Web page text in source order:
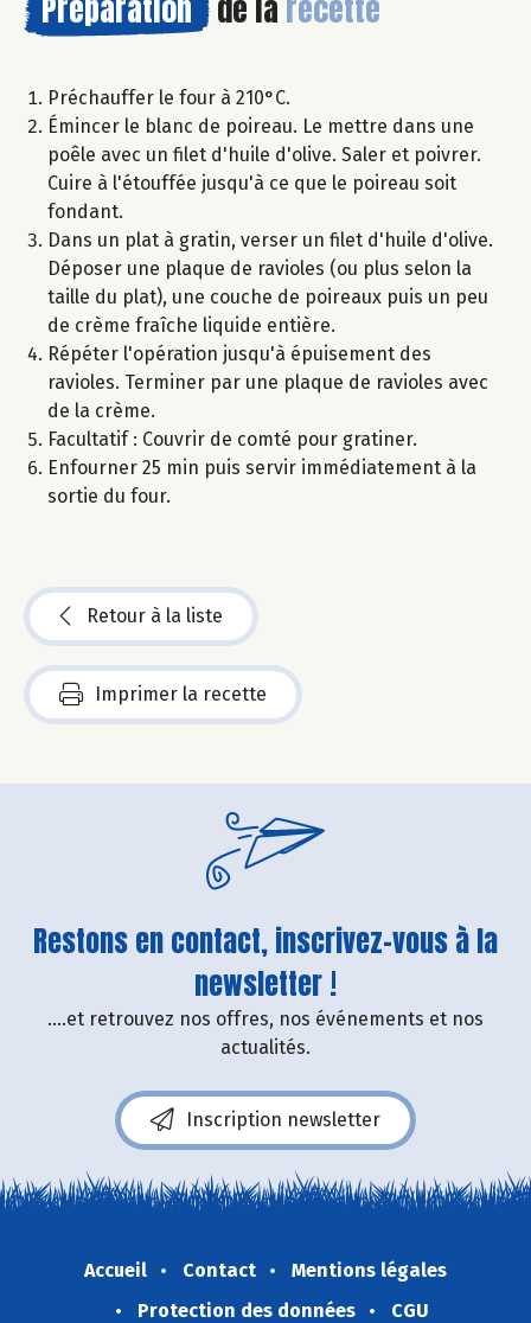
Préchauffer le four à 210°C.
Émincer le blanc de poireau. Le mettre dans une
poêle avec un filet d'huile d'olive. Saler et poivrer.
Cuire à l'étouffée jusqu'à ce que le poireau soit
fondant.
Dans un plat à gratin, verser un filet d'huile d'olive.
Déposer une plaque de ravioles (ou plus selon la
taille du plat), une couche de poireaux puis un peu
de crème fraîche liquide entière.
Répéter l'opération jusqu'à épuisement des
ravioles. Terminer par une plaque de ravioles avec
de la crème.
Facultatif : Couvrir de comté pour gratiner.
Enfourner 25 min puis servir immédiatement à la
sortie du four.
Retour à la liste
Imprimer la recette
Restons en contact, inscrivez-vous à la
newsletter !
....et retrouvez nos offres, nos événements et nos
actualités.
Inscription newsletter
Accueil Contact
Mentions légales
Protection des données
CGU